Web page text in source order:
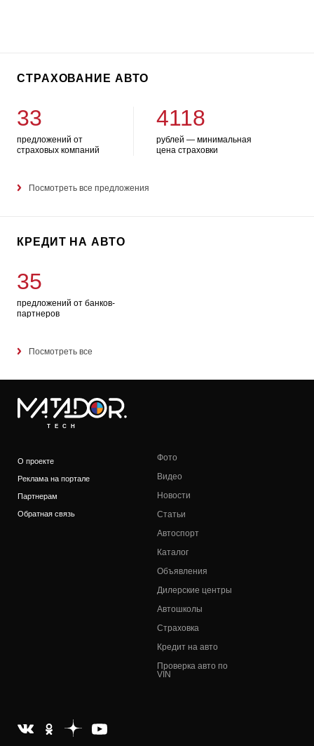
СТРАХОВАНИЕ АВТО
33
предложений от
страховых компаний
4118
рублей — минимальная
цена страховки
Посмотреть все предложения
КРЕДИТ НА АВТО
35
предложений от банков-
партнеров
Посмотреть все
TECH
О проекте
Реклама на портале
Партнерам
Обратная связь
Фото
Видео
Новости
Статьи
Автоспорт
Каталог
Объявления
Дилерские центры
Автошколы
Страховка
Кредит на авто
Проверка авто по
VIN